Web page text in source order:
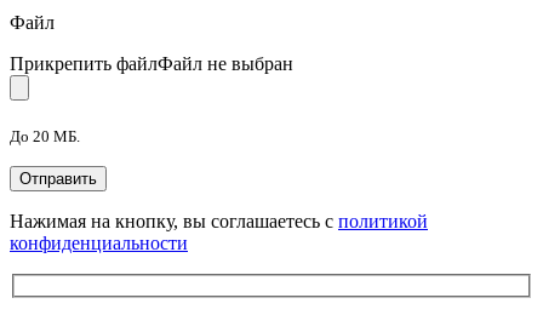
Файл
Прикрепить файлФайл не выбран
До 20 МБ.
Нажимая на кнопку, вы соглашаетесь с политикой
конфиденциальности